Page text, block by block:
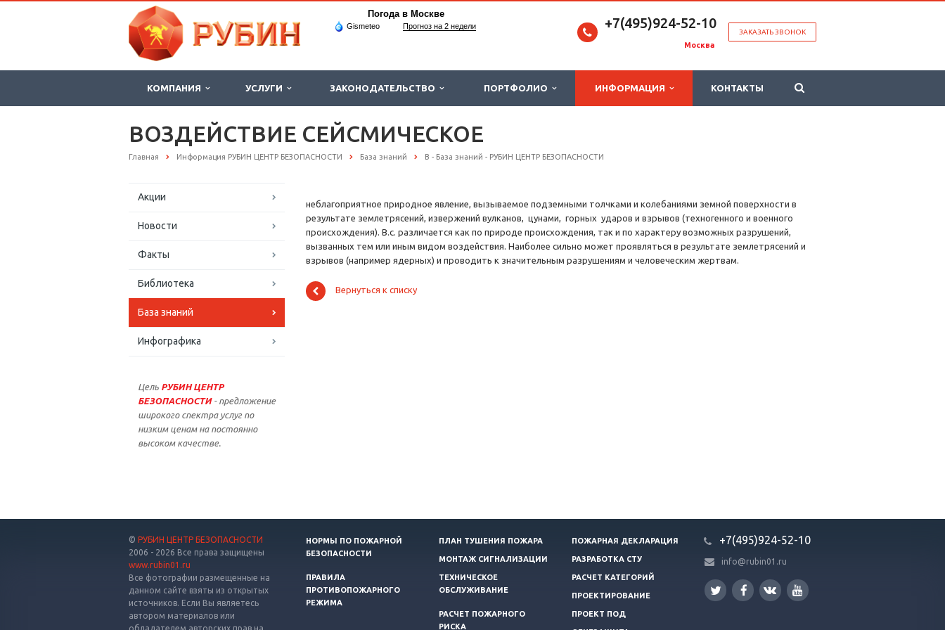
Погода в Москве
Gismeteo Прогноз на 2 недели
ЗАКАЗАТЬ ЗВОНОК
+7(495)924-52-10
Москва
КОМПАНИЯ УСЛУГИ ЗАКОНОДАТЕЛЬСТВО ПОРТФОЛИО ИНФОРМАЦИЯ КОНТАКТЫ
ВОЗДЕЙСТВИЕ СЕЙСМИЧЕСКОЕ
Главная Информация РУБИН ЦЕНТР БЕЗОПАСНОСТИ База знаний В - База знаний - РУБИН ЦЕНТР БЕЗОПАСНОСТИ
Акции
Новости
Факты
Библиотека
База знаний
Инфографика
Цель РУБИН ЦЕНТР
БЕЗОПАСНОСТИ - предложение
широкого спектра услуг по
низким ценам на постоянно
высоком качестве.
неблагоприятное природное явление, вызываемое подземными толчками и колебаниями земной поверхности в
результате землетрясений, извержений вулканов, цунами, горных ударов и взрывов (техногенного и военного
происхождения). В.с. различается как по природе происхождения, так и по характеру возможных разрушений,
вызванных тем или иным видом воздействия. Наиболее сильно может проявляться в результате землетрясений и
взрывов (например ядерных) и проводить к значительным разрушениям и человеческим жертвам.
Вернуться к списку
© РУБИН ЦЕНТР БЕЗОПАСНОСТИ
2006 - 2026 Все права защищены
www.rubin01.ru
Все фотографии размещенные на
данном сайте взяты из открытых
источников. Если Вы являетесь
автором материалов или
НОРМЫ ПО ПОЖАРНОЙ
БЕЗОПАСНОСТИ
ПЛАН ТУШЕНИЯ ПОЖАРА ПОЖАРНАЯ ДЕКЛАРАЦИЯ
МОНТАЖ СИГНАЛИЗАЦИИ РАЗРАБОТКА СТУ
ПРАВИЛА
ПРОТИВОПОЖАРНОГО
РЕЖИМА
ТЕХНИЧЕСКОЕ
ОБСЛУЖИВАНИЕ
РАСЧЕТ КАТЕГОРИЙ
ПРОЕКТИРОВАНИЕ
РАСЧЕТ ПОЖАРНОГО
РИСКА
ПРОЕКТ ПОД
+7(495)924-52-10
info@rubin01.ru